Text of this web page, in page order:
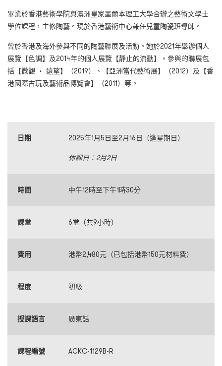
畢業於香港藝術學院與澳洲皇家墨爾本理工大學合辦之藝術文學士
學位課程，主修陶藝。現於香港藝術中心兼任兒童陶瓷班導師。
曾於香港及海外參與不同的陶藝聯展及活動。她於2021年舉辦個人
展覽【色調】及2014年的個人展覽【靜止的流動】。參與的聯展包
括【微觀 ‧ 遠望】（2019）、【亞洲當代藝術展】（2012）及【香
港國際古玩及藝術品博覽會】（2011）等。
日期 2025年1月5日至2月16日（逢星期日）
休課日：2月2日
時間 中午12時至下午1時30分
課堂 6堂（共9小時）
費用 港幣2,480元（已包括港幣150元材料費）
程度 初級
授課語言 廣東話
課程編號 ACKC-1129B-R